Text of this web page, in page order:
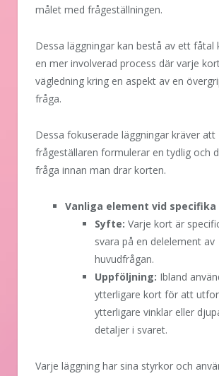
målet med frågeställningen.
Dessa läggningar kan bestå av ett fåtal
en mer involverad process där varje
vägledning kring en aspekt av en
fråga.
Dessa fokuserade läggningar kräver att
frågeställaren formulerar en tydlig och
fråga innan man drar korten.
Vanliga element vid
Syfte: Varje kort är
svara på en delelement av
huvudfrågan.
Uppföljning: Ibland
ytterligare kort för att
ytterligare vinklar eller
detaljer i svaret.
Varje läggning har sina styrkor och